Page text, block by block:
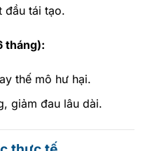
đầu tái tạo.
tháng):
thế mô hư hại.
giảm đau lâu dài.